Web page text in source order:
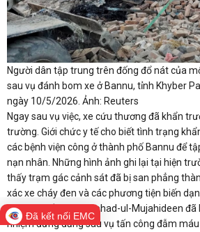
Người dân tập trung trên đống đổ nát của
sau vụ đánh bom xe ở Bannu, tỉnh Khyber
ngày 10/5/2026. Ảnh: Reuters
Ngay sau vụ việc, xe cứu thương đã khẩn
trường. Giới chức y tế cho biết tình trạng
các bệnh viện công ở thành phố Bannu để
nạn nhân. Những hình ảnh ghi lại tại hiện
thấy trạm gác cảnh sát đã bị san phẳng
xác xe cháy đen và các phương tiện biến
Nhóm phiến quân Ittehad-ul-Mujahideen đã
nhiệm đứng đằng sau vụ tấn công đẫm máu
Đã kết nối EMC